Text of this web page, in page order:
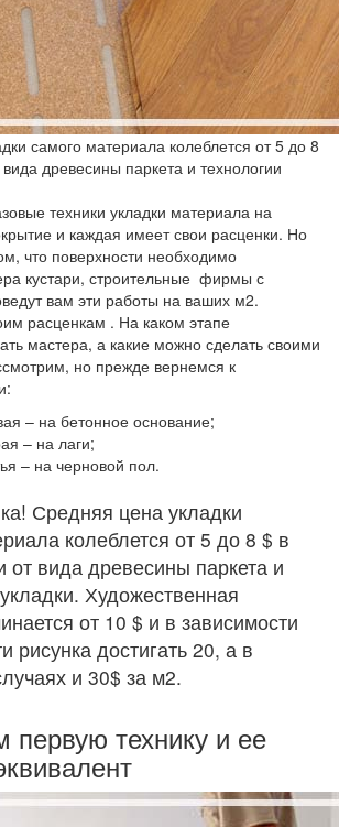
самого материала колеблется от 5 до 8
древесины паркета и технологии
техники укладки материала на
и каждая имеет свои расценки. Но
что поверхности необходимо
кустари, строительные фирмы с
вам эти работы на ваших м2.
расценкам . На каком этапе
мастера, а какие можно сделать своими
но прежде вернемся к
– на бетонное основание;
– на лаги;
– на черновой пол.
Средняя цена укладки
колеблется от 5 до 8 $ в
от вида древесины паркета и
Художественная
от 10 $ и в зависимости
рисунка достигать 20, а в
и 30$ за м2.
первую технику и ее